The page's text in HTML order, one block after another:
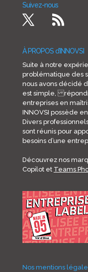
Suivez-nous
À PROPOS d’INNOVSI
Suite à notre
problématique des
nous avons décidé
est simple,
entreprises en
INNOVSI possède
Divers
sont réunis pour
besoins d’une
Découvrez nos
Copilot et Teams
Nos mentions